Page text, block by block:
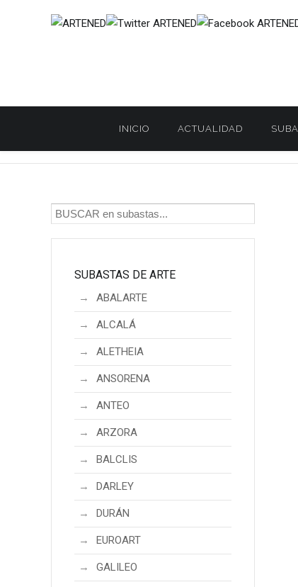
INICIO ACTUALIDAD
SUBASTAS DE ARTE
ABALARTE
ALCALÁ
ALETHEIA
ANSORENA
ANTEO
ARZORA
BALCLIS
DARLEY
DURÁN
EUROART
GALILEO